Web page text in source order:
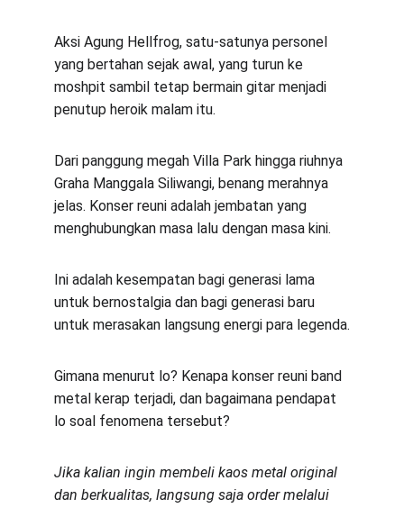
Aksi Agung Hellfrog, satu-satunya personel
yang bertahan sejak awal, yang turun ke
moshpit sambil tetap bermain gitar menjadi
penutup heroik malam itu.
Dari panggung megah Villa Park hingga riuhnya
Graha Manggala Siliwangi, benang merahnya
jelas. Konser reuni adalah jembatan yang
menghubungkan masa lalu dengan masa kini.
Ini adalah kesempatan bagi generasi lama
untuk bernostalgia dan bagi generasi baru
untuk merasakan langsung energi para legenda.
Gimana menurut lo? Kenapa konser reuni band
metal kerap terjadi, dan bagaimana pendapat
lo soal fenomena tersebut?
Jika kalian ingin membeli kaos metal original
dan berkualitas, langsung saja order melalui